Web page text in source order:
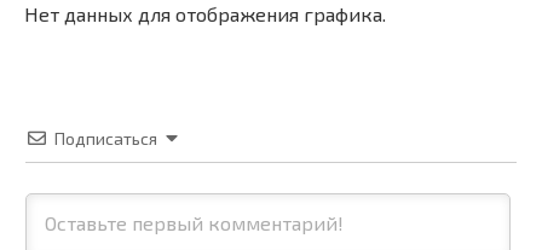
Нет данных для отображения графика.
Подписаться